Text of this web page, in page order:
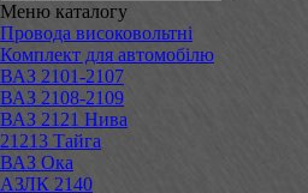
Меню каталогу
Провода високовольтні
Комплект для автомобілю
ВАЗ 2101-2107
ВАЗ 2108-2109
ВАЗ 2121 Нива
21213 Тайга
ВАЗ Ока
АЗЛК 2140